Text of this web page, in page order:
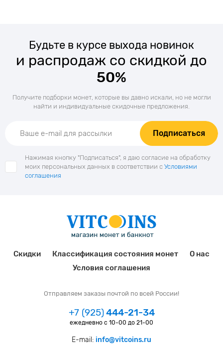
Будьте в курсе выхода новинок
и распродаж со скидкой до
50%
Получите подборки монет, которые вы давно искали, но не могли
найти и индивидуальные скидочные предложения.
Подписаться
Нажимая кнопку "Подписаться", я даю согласие на обработку
моих персональных данных в соответствии с Условиями
соглашения
Скидки Классификация состояния монет
О нас
Условия соглашения
Отправляем заказы почтой по всей России!
+7 (925)444-21-34
ежедневно с 10-00 до 21-00
E-mail: info@vitcoins.ru